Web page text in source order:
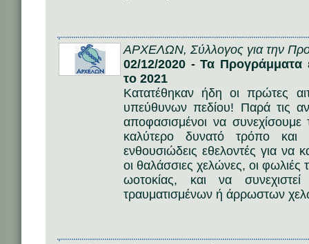
ΑΡΧΕΛΩΝ, Σύλλογος για την
02/12/2020 - Τα Προγράμματα
το 2021
Κατατέθηκαν ήδη οι πρώτες
υπεύθυνων πεδίου! Παρά τις
αποφασισμένοι να
καλύτερο δυνατό τρόπο και
ενθουσιώδεις εθελοντές για να
οι θαλάσσιες χελώνες, οι φωλιές
ωοτοκίας, και να
τραυματισμένων ή άρρωστων